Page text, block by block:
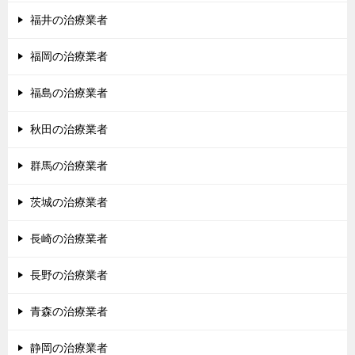
福井の治療業者
福岡の治療業者
福島の治療業者
秋田の治療業者
群馬の治療業者
茨城の治療業者
長崎の治療業者
長野の治療業者
青森の治療業者
静岡の治療業者